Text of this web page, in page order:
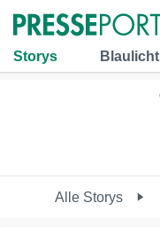
Storys Blaulicht
Alle Storys